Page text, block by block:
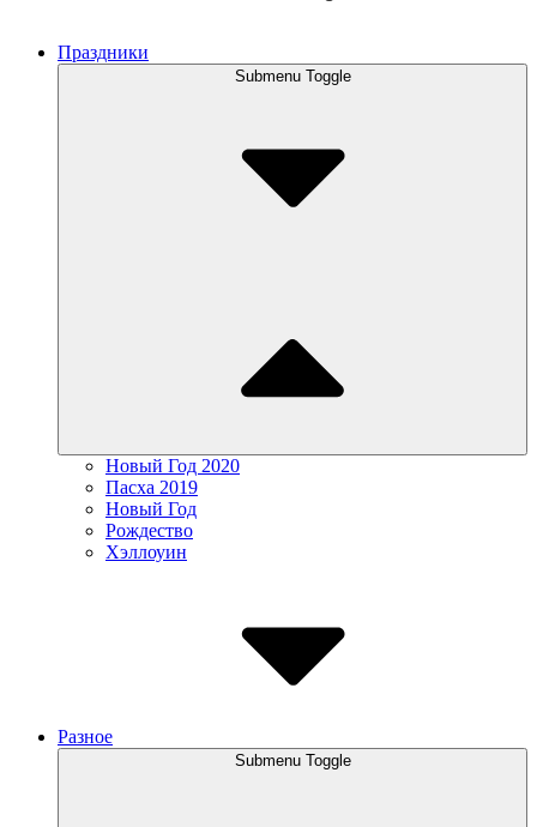
Праздники
Submenu Toggle
Новый Год 2020
Пасха 2019
Новый Год
Рождество
Хэллоуин
Разное
Submenu Toggle